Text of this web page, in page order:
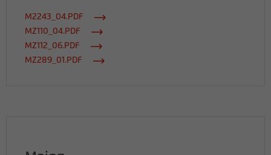
M2243_04.PDF
MZ110_04.PDF
MZ112_06.PDF
MZ289_01.PDF